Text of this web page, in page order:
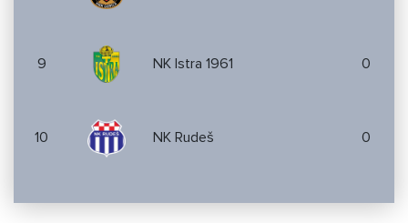
9 NK Istra 1961 0
10 NK Rudeš 0